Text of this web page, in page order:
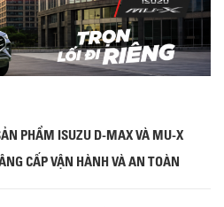
PHẨM ISUZU D-MAX VÀ MU-X
CẤP VẬN HÀNH VÀ AN TOÀN